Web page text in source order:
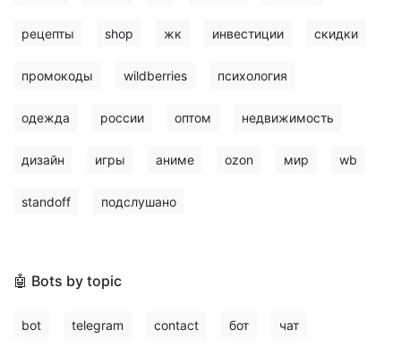
рецепты shop жк инвестиции скидки
промокоды wildberries психология
одежда россии оптом недвижимость
дизайн игры аниме ozon мир wb
standoff подслушано
🤖 Bots by topic
bot telegram contact бот чат